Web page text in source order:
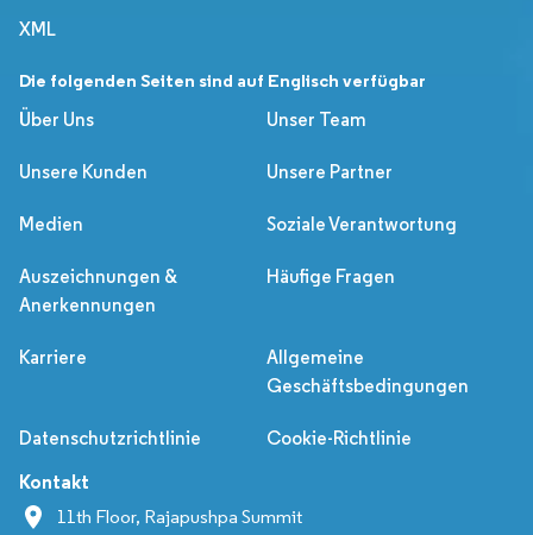
XML
Die folgenden Seiten sind auf Englisch verfügbar
Über Uns
Unser Team
Unsere Kunden Unsere Partner
Medien Soziale Verantwortung
Auszeichnungen &
Anerkennungen
Häufige Fragen
Karriere
Allgemeine
Geschäftsbedingungen
Datenschutzrichtlinie Cookie-Richtlinie
Kontakt
11th Floor, Rajapushpa Summit